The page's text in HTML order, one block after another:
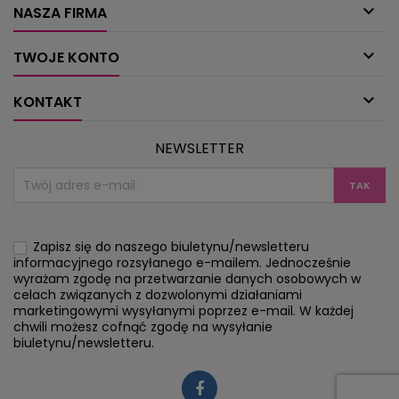
NASZA FIRMA 
TWOJE KONTO 
KONTAKT 
NEWSLETTER
Zapisz się do naszego biuletynu/newsletteru
informacyjnego rozsyłanego e-mailem. Jednocześnie
wyrażam zgodę na przetwarzanie danych osobowych w
celach związanych z dozwolonymi działaniami
marketingowymi wysyłanymi poprzez e-mail. W każdej
chwili możesz cofnąć zgodę na wysyłanie
biuletynu/newsletteru.